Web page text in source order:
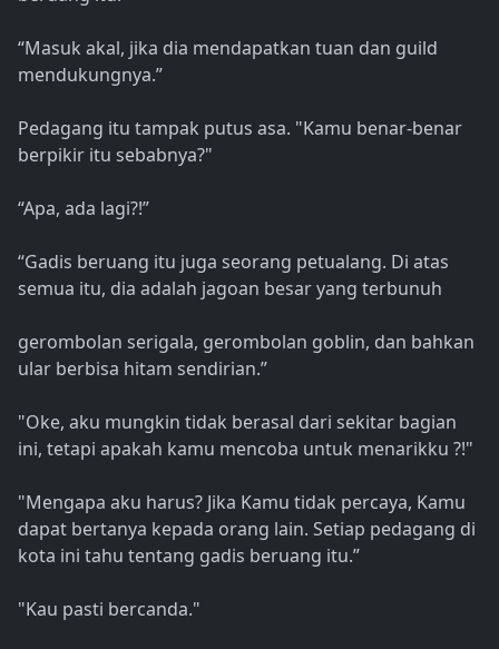
“Masuk akal, jika dia mendapatkan tuan dan guild
mendukungnya.”
Pedagang itu tampak putus asa. "Kamu benar-benar
berpikir itu sebabnya?"
“Apa, ada lagi?!”
“Gadis beruang itu juga seorang petualang. Di atas
semua itu, dia adalah jagoan besar yang terbunuh
gerombolan serigala, gerombolan goblin, dan bahkan
ular berbisa hitam sendirian.”
"Oke, aku mungkin tidak berasal dari sekitar bagian
ini, tetapi apakah kamu mencoba untuk menarikku ?!"
"Mengapa aku harus? Jika Kamu tidak percaya, Kamu
dapat bertanya kepada orang lain. Setiap pedagang di
kota ini tahu tentang gadis beruang itu.”
"Kau pasti bercanda."